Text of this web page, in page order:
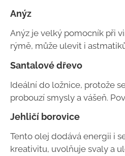
Anýz
Anýz je velký pomocník při
rýmě, může ulevit i
Santalové dřevo
Ideální do ložnice, protože
probouzí smysly a vášeň.
Jehličí borovice
Tento olej dodává energii i
kreativitu, uvolňuje svaly a